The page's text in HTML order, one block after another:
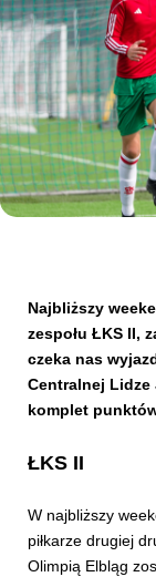
Akademia
Biznes
Dla mediów
SKLEP
Najbliższy
zespołu ŁKS II,
czeka nas
Centralnej
komplet
ŁKS II
W najbliższy
piłkarze drugiej
Olimpią Elbląg